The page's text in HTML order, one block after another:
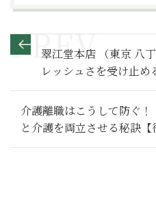
翠江堂本店 （東京 八
レッシュさを受け止め
介護離職はこうして防ぐ
と介護を両立させる秘訣【